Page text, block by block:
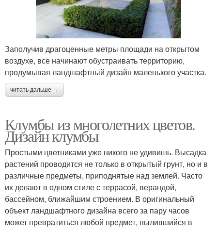
Заполучив драгоценные метры площади на открытом
воздухе, все начинают обустраивать территорию,
продумывая ландшафтный дизайн маленького участка.
читать дальше →
Клумбы из многолетних цветов.
Дизайн клумбы
Простыми цветниками уже никого не удивишь. Высадка
растений проводится не только в открытый грунт, но и в
различные предметы, приподнятые над землей. Часто
их делают в одном стиле с террасой, верандой,
бассейном, ближайшим строением. В оригинальный
объект ландшафтного дизайна всего за пару часов
может превратиться любой предмет, пылившийся в